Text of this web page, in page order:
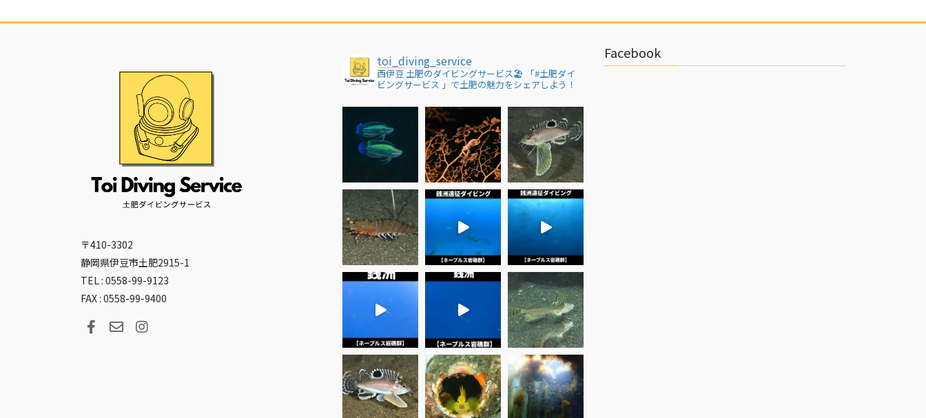
〒410-3302
静岡県伊豆市土肥2915-1
TEL : 0558-99-9123
FAX : 0558-99-9400
toi_diving_service
西伊豆 土肥のダイビングサービス🏖
「#土肥ダイ
ビングサービス 」で土肥の魅力をシェアしよう！
Facebook